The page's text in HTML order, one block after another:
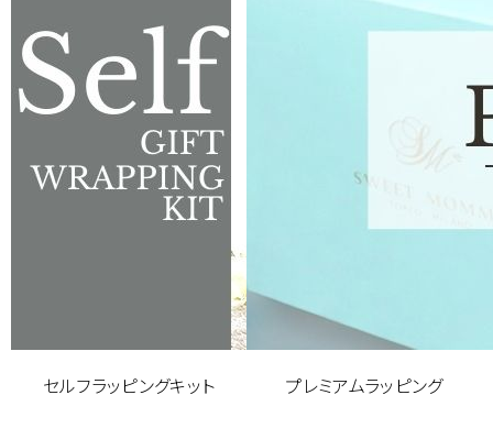
セルフラッピングキット プレミアムラッピング